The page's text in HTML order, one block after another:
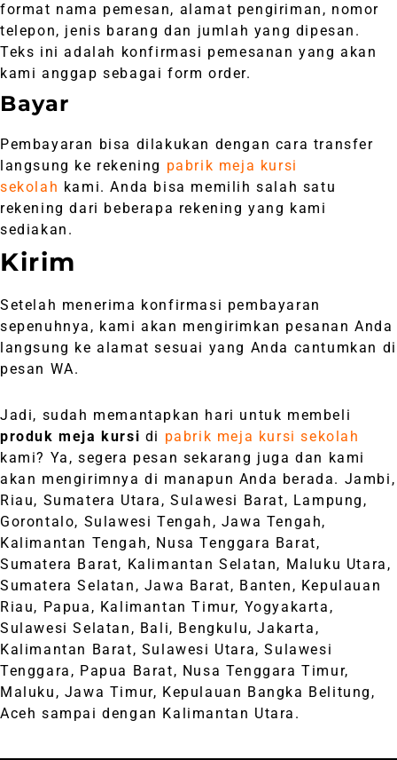
format nama pemesan, alamat pengiriman, nomor
telepon, jenis barang dan jumlah yang dipesan.
Teks ini adalah konfirmasi pemesanan yang akan
kami anggap sebagai form order.
Bayar
Pembayaran bisa dilakukan dengan cara transfer
langsung ke rekening pabrik meja kursi
sekolah kami. Anda bisa memilih salah satu
rekening dari beberapa rekening yang kami
sediakan.
Kirim
Setelah menerima konfirmasi pembayaran
sepenuhnya, kami akan mengirimkan pesanan Anda
langsung ke alamat sesuai yang Anda cantumkan di
pesan WA.
Jadi, sudah memantapkan hari untuk membeli
produk meja kursi di pabrik meja kursi sekolah
kami? Ya, segera pesan sekarang juga dan kami
akan mengirimnya di manapun Anda berada. Jambi,
Riau, Sumatera Utara, Sulawesi Barat, Lampung,
Gorontalo, Sulawesi Tengah, Jawa Tengah,
Kalimantan Tengah, Nusa Tenggara Barat,
Sumatera Barat, Kalimantan Selatan, Maluku Utara,
Sumatera Selatan, Jawa Barat, Banten, Kepulauan
Riau, Papua, Kalimantan Timur, Yogyakarta,
Sulawesi Selatan, Bali, Bengkulu, Jakarta,
Kalimantan Barat, Sulawesi Utara, Sulawesi
Tenggara, Papua Barat, Nusa Tenggara Timur,
Maluku, Jawa Timur, Kepulauan Bangka Belitung,
Aceh sampai dengan Kalimantan Utara.